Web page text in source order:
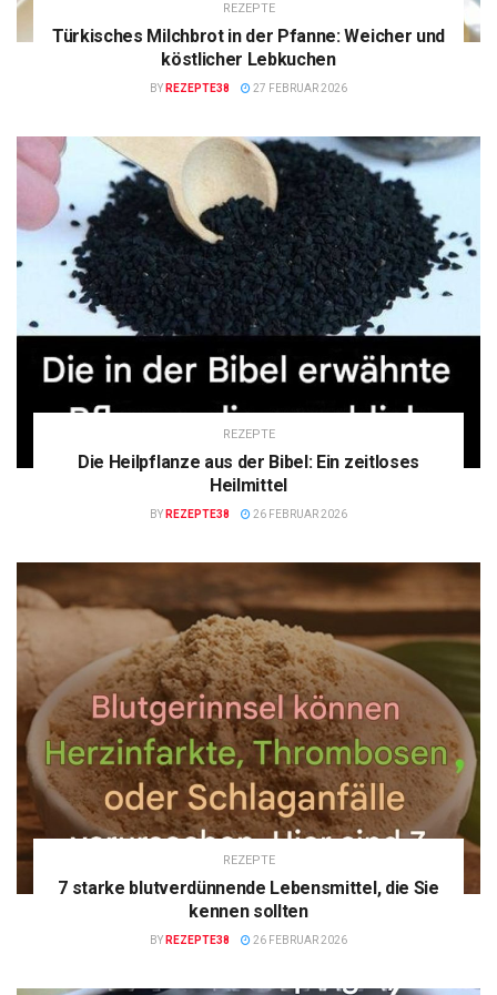
REZEPTE
Türkisches Milchbrot in der Pfanne: Weicher und
köstlicher Lebkuchen
BY REZEPTE38 27 FEBRUAR 2026
REZEPTE
Die Heilpflanze aus der Bibel: Ein zeitloses
Heilmittel
BY REZEPTE38 26 FEBRUAR 2026
REZEPTE
7 starke blutverdünnende Lebensmittel, die Sie
kennen sollten
BY REZEPTE38 26 FEBRUAR 2026